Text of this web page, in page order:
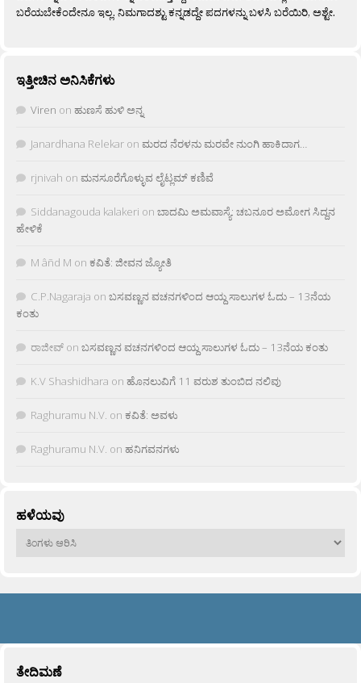
ಬರೆಯಬೇಕೆಂದೇನೂ ಇಲ್ಲ. ನಿಮಗಾದಶ್ಟು ಕನ್ನಡದ್ದೇ ಪದಗಳನ್ನು ಬಳಸಿ ಬರೆಯಿರಿ, ಅಶ್ಟೇ.
ಇತ್ತೀಚಿನ ಅನಿಸಿಕೆಗಳು
Viren on ಹುಣಸೆ ಹುಳಿ ಅನ್ನ
Janardhana Relekar on ಮರದ ನೆರಳನು ಮರವೇ ನುಂಗಿ ಹಾಕಿದಾಗ…
rjnivah on ಮನಸೂರೆಗೊಳ್ಳುವ ಲೈಟ್ಲಮ್ ಕಣಿವೆ
Siddanagouda kalakeri on ಬಾದಮಿ ಅಮವಾಸ್ಯೆ: ಚಬನೂರ ಅಮೋಗ ಸಿದ್ದನ
ಹೇಳಿಕೆ
M âñd M on ಕವಿತೆ: ಜೀವನ ಜ್ಯೋತಿ
C.P.Nagaraja on ಬಸವಣ್ಣನ ವಚನಗಳಿಂದ ಆಯ್ದ ಸಾಲುಗಳ ಓದು – 13ನೆಯ
ಕಂತು
ರಾಜೀವ್ on ಬಸವಣ್ಣನ ವಚನಗಳಿಂದ ಆಯ್ದ ಸಾಲುಗಳ ಓದು – 13ನೆಯ ಕಂತು
K.V Shashidhara on ಹೊನಲುವಿಗೆ 11 ವರುಶ ತುಂಬಿದ ನಲಿವು
Raghuramu N.V. on ಕವಿತೆ: ಅವಳು
Raghuramu N.V. on ಹನಿಗವನಗಳು
ಹಳೆಯವು
ಹಳೆಯವು
ತೇದಿಮಣೆ